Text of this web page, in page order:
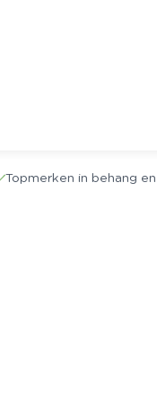
Topmerken in behang